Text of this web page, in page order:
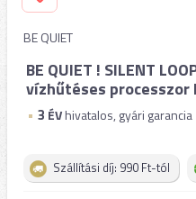
BE QUIET
BE QUIET ! SILENT
vízhűtéses processzor
3 ÉVhivatalos, gyári garancia
Szállítási díj: 990 Ft-tól